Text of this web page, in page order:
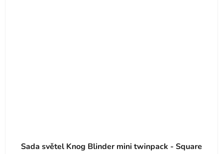
Sada světel Knog Blinder mini twinpack - Square